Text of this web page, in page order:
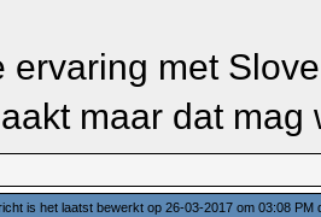
ervaring met
maar dat mag
is het laatst bewerkt op 26-03-2017 om 03:08 PM